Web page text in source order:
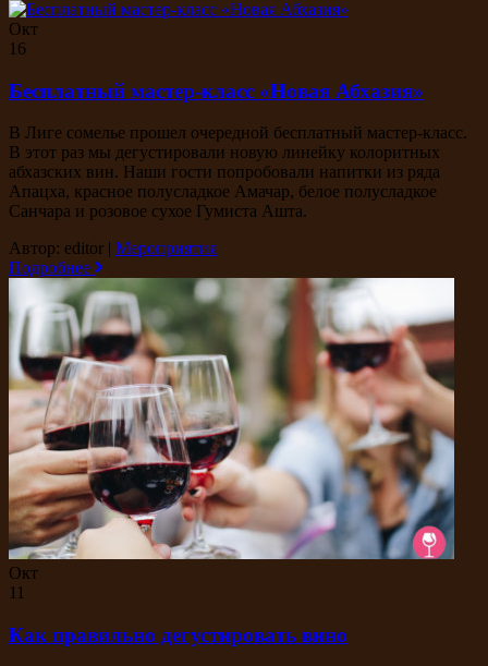
Окт
16
Бесплатный мастер-класс «Новая Абхазия»
В Лиге сомелье прошел очередной бесплатный мастер-класс.
В этот раз мы дегустировали новую линейку колоритных
абхазских вин. Наши гости попробовали напитки из ряда
Апацха, красное полусладкое Амачар, белое полусладкое
Санчара и розовое сухое Гумиста Ашта.
Автор: editor | Мероприятия
Подробнее
Окт
11
Как правильно дегустировать вино